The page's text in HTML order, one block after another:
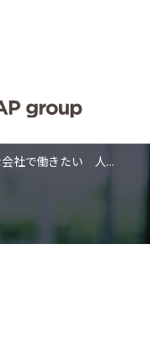
US
ップジャパン
いて
ビス
情報
情報
Language 日本語
会社で働きたい 人...